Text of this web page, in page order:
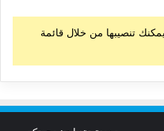
تنصيبها من خلال قائمة